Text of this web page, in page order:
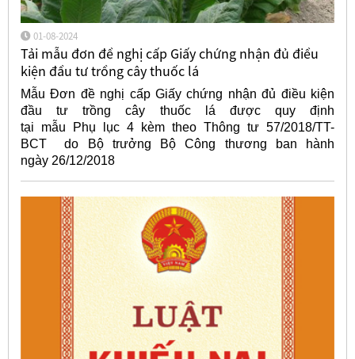
01-08-2024
Tải mẫu đơn đề nghị cấp Giấy chứng nhận đủ điều
kiện đầu tư trồng cây thuốc lá
Mẫu Đơn đề nghị cấp Giấy chứng nhận đủ điều kiện
đầu tư trồng cây thuốc lá được quy định
tại mẫu Phụ lục 4 kèm theo Thông tư 57/2018/TT-
BCT do Bộ trưởng Bộ Công thương ban hành
ngày 26/12/2018